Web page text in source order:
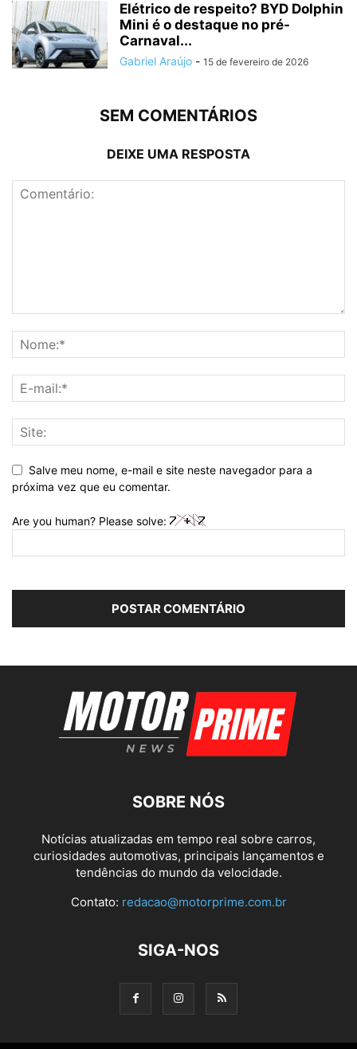
Elétrico de respeito? BYD Dolphin
Mini é o destaque no pré-
Carnaval...
Gabriel Araújo - 15 de fevereiro de 2026
SEM COMENTÁRIOS
DEIXE UMA RESPOSTA
Salve meu nome, e-mail e site neste navegador para a
próxima vez que eu comentar.
Are you human? Please solve:
SOBRE NÓS
Notícias atualizadas em tempo real sobre carros,
curiosidades automotivas, principais lançamentos e
tendências do mundo da velocidade.
Contato: redacao@motorprime.com.br
SIGA-NOS